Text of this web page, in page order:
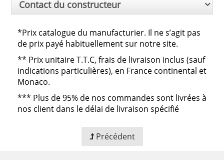
Contact du constructeur
*Prix catalogue du manufacturier. Il ne s’agit pas
de prix payé habituellement sur notre site.
** Prix unitaire T.T.C, frais de livraison inclus (sauf
indications particulières), en France continental et
Monaco.
*** Plus de 95% de nos commandes sont livrées à
nos client dans le délai de livraison spécifié
Précédent